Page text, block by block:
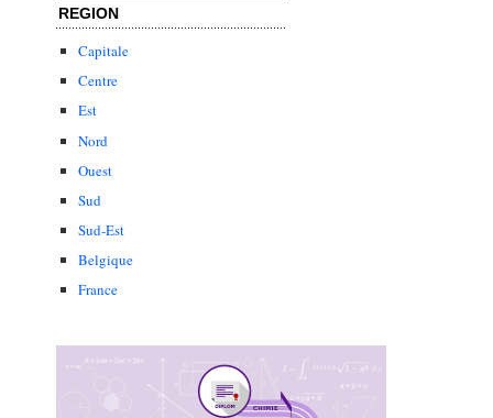
REGION
Capitale
Centre
Est
Nord
Ouest
Sud
Sud-Est
Belgique
France